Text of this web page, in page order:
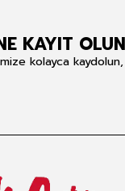
KAYIT
kolayca